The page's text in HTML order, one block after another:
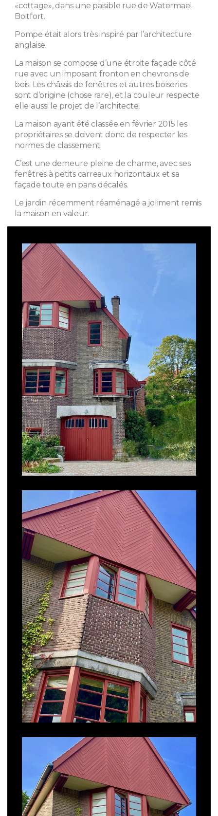
«cottage», dans une paisible rue de Watermael
Boitfort.
Pompe était alors très inspiré par l’architecture
anglaise.
La maison se compose d’une étroite façade côté
rue avec un imposant fronton en chevrons de
bois. Les châssis de fenêtres et autres boiseries
sont d’origine (chose rare), et la couleur respecte
elle aussi le projet de l’architecte.
La maison ayant été classée en février 2015 les
propriétaires se doivent donc de respecter les
normes de classement.
C’est une demeure pleine de charme, avec ses
fenêtres à petits carreaux horizontaux et sa
façade toute en pans décalés.
Le jardin récemment réaménagé a joliment remis
la maison en valeur.